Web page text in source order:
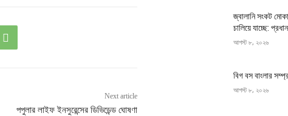
Next article
পপুলার লাইফ ইনসুরেন্সের ডিভিডেন্ড ঘোষণা
জ্বালানি সংকট
চালিয়ে যাচ্ছে:
আগস্ট ৮, ২০২৬
বিগ বস বাংলার
আগস্ট ৮, ২০২৬